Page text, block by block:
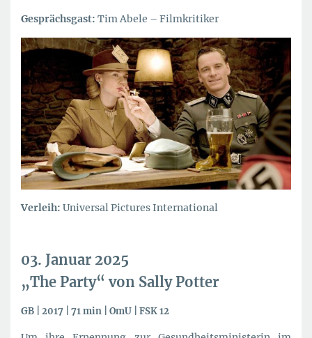
Gesprächsgast: Tim Abele – Filmkritiker
Verleih: Universal Pictures International
03. Januar 2025
„The Party“ von Sally Potter
GB | 2017 | 71 min | OmU | FSK 12